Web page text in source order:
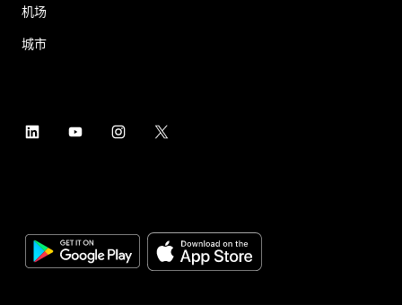
机场
城市